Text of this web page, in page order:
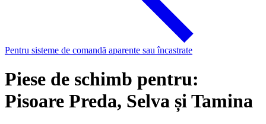
Pentru sisteme de comandă aparente sau încastrate
Piese de schimb pentru:
Pisoare Preda, Selva și Tamina